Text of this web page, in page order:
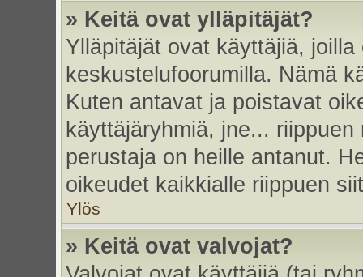
» Keitä ovat ylläpitäjät?
Ylläpitäjät ovat käyttäjiä,
keskustelufoorumilla. Nämä
Kuten antavat ja poistavat
käyttäjäryhmiä, jne...
perustaja on heille antanut.
oikeudet kaikkialle riippuen
Ylös
» Keitä ovat valvojat?